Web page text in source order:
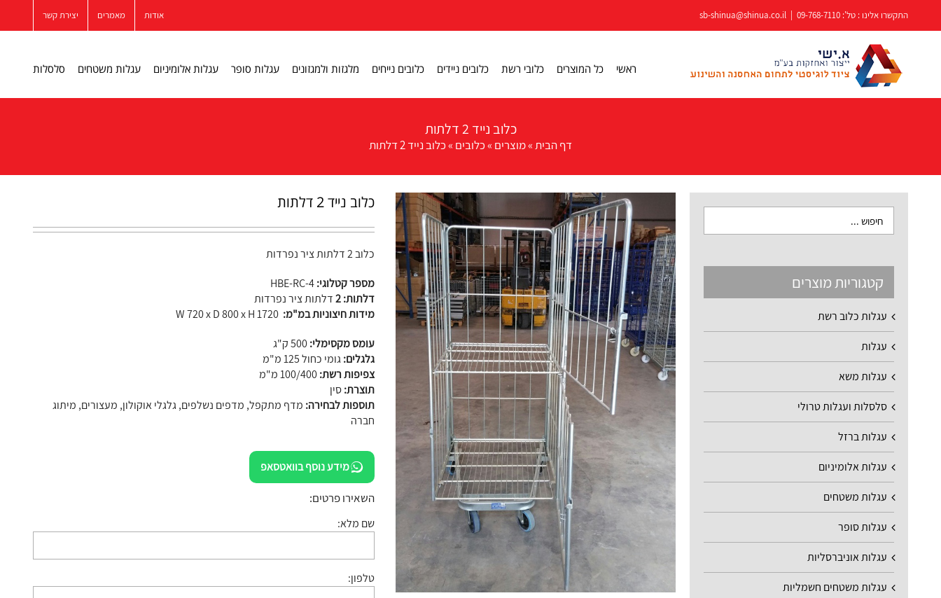
התקשרו אלינו : טל': 09-768-7110
sb-shinua@shinua.co.il אודות מאמרים יצירת קשר
ראשי כל המוצרים כלובי רשת כלובים ניידים כלובים נייחים מלגזות ולמגזונים עגלות סופר עגלות אלומיניום עגלות משטחים סלסלות
כלוב נייד 2 דלתות
דף הבית»מוצרים »כלובים »כלוב נייד 2 דלתות
כלוב נייד 2 דלתות
כלוב 2 דלתות ציר נפרדות
מספר קטלוגי:HBE-RC-4
דלתות: 2 דלתות ציר נפרדות
מידות חיצוניות במ"מ: W 720 x D 800 x H 1720
עומס מקסימלי:500 ק"ג
גלגלים:גומי כחול 125 מ"מ
צפיפות רשת:100/400 מ"מ
תוצרת:סין
תוספות לבחירה: מדף מתקפל, מדפים נשלפים, גלגלי אוקולון, מעצורים, מיתוג
חברה
מידע נוסף בוואטסאפ
השאירו פרטים:
שם מלא:
טלפון:
קטגוריות מוצרים
עגלות כלוב רשת
עגלות
עגלות משא
סלסלות ועגלות טרולי
עגלות ברזל
עגלות אלומיניום
עגלות משטחים
עגלות סופר
עגלות אוניברסליות
עגלות משטחים חשמליות